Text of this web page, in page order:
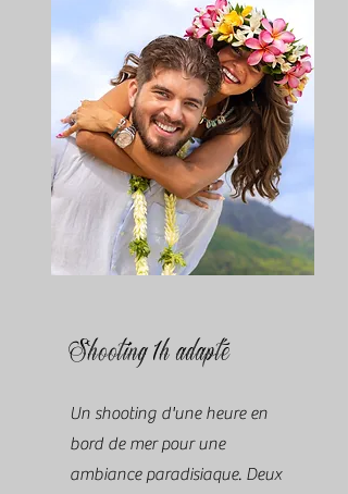
Shooting 1h adapté
Un shooting d'une heure en
bord de mer pour une
ambiance paradisiaque. Deux